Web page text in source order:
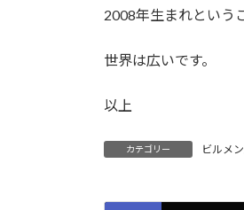
2008年生まれという
世界は広いです。
以上
カテゴリー ビルメ